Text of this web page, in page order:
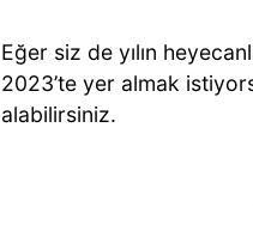
Eğer siz de yılın
2023’te yer almak
alabilirsiniz.